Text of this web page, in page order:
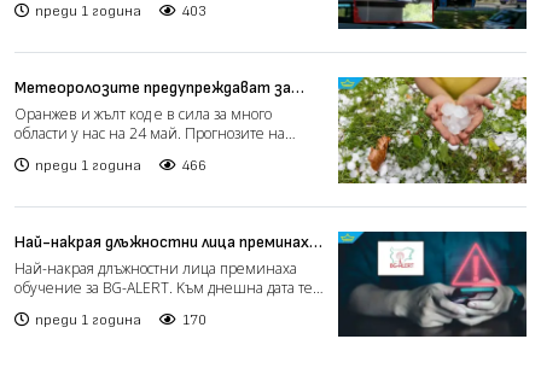
преди 1 година 403
Метеоролозите предупреждават за
опасно време в много области у нас за
празничния 24 май
Оранжев и жълт код е в сила за много
области у нас на 24 май. Прогнозите на
преди 1 година 466
Най-накрая длъжностни лица преминаха
обучение за BG-ALERT
Най-накрая длъжностни лица преминаха
обучение за BG-ALERT. Kъм днешна дата те
преди 1 година 170